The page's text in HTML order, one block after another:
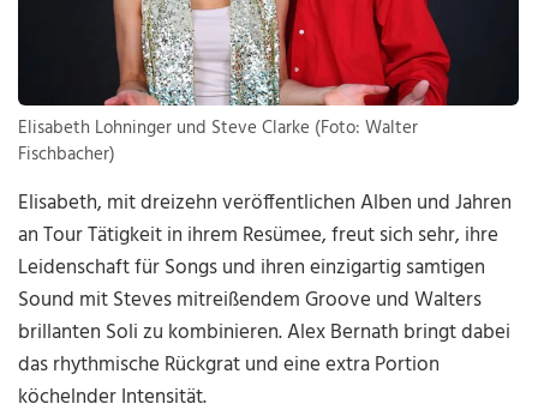
Elisabeth Lohninger und Steve Clarke (Foto: Walter
Fischbacher)
Elisabeth, mit dreizehn veröffentlichen Alben und Jahren
an Tour Tätigkeit in ihrem Resümee, freut sich sehr, ihre
Leidenschaft für Songs und ihren einzigartig samtigen
Sound mit Steves mitreißendem Groove und Walters
brillanten Soli zu kombinieren. Alex Bernath bringt dabei
das rhythmische Rückgrat und eine extra Portion
köchelnder Intensität.